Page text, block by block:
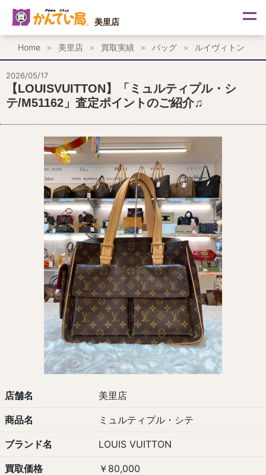
ス
ッ
プ
美里店
Home 美里店 買取実績 バッグ ルイヴィトン
2026/05/17
【LOUISVUITTON】「ミュルティプル・シ
テ/M51162」査定ポイントのご紹介♫
店舗名 美里店
商品名 ミュルティプル・シテ
ブランド名 LOUIS VUITTON
買取価格 ￥80,000